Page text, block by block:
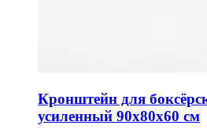
Кронштейн для
усиленный 90х80х60 см